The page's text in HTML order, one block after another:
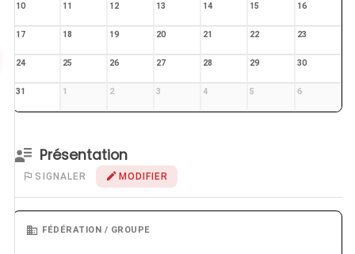
10 11 12 13 14 15 16
17 18 19 20 21 22 23
24 25 26 27 28 29 30
31 1 2 3 4 5 6
Présentation
SIGNALER MODIFIER
FÉDÉRATION / GROUPE